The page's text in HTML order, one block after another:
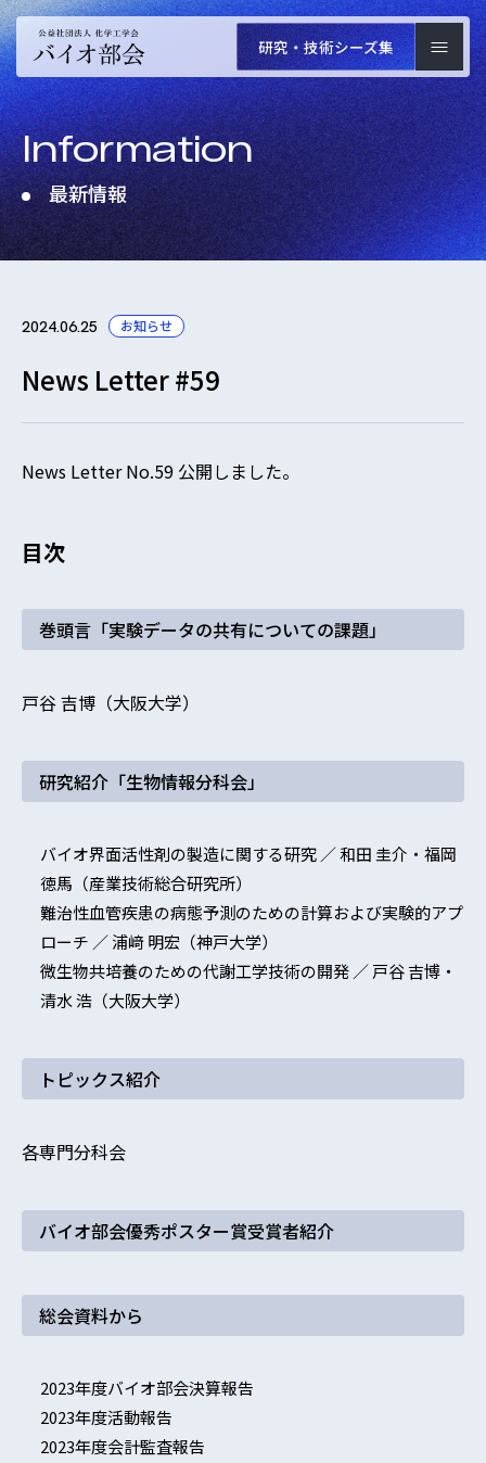
研究・技術シーズ集
Information
最新情報
2024.06.25 お知らせ
News Letter #59
News Letter No.59 公開しました。
目次
巻頭言 「実験データの共有についての課題」
戸谷 吉博（大阪大学）
研究紹介 「生物情報分科会」
バイオ界面活性剤の製造に関する研究 ／ 和田 圭介・福岡
徳馬（産業技術総合研究所）
難治性血管疾患の病態予測のための計算および実験的アプ
ローチ ／ 浦﨑 明宏（神戸大学）
微生物共培養のための代謝工学技術の開発 ／ 戸谷 吉博・
清水 浩（大阪大学）
トピックス紹介
各専門分科会
バイオ部会優秀ポスター賞受賞者紹介
総会資料から
2023年度バイオ部会決算報告
2023年度活動報告
2023年度会計監査報告